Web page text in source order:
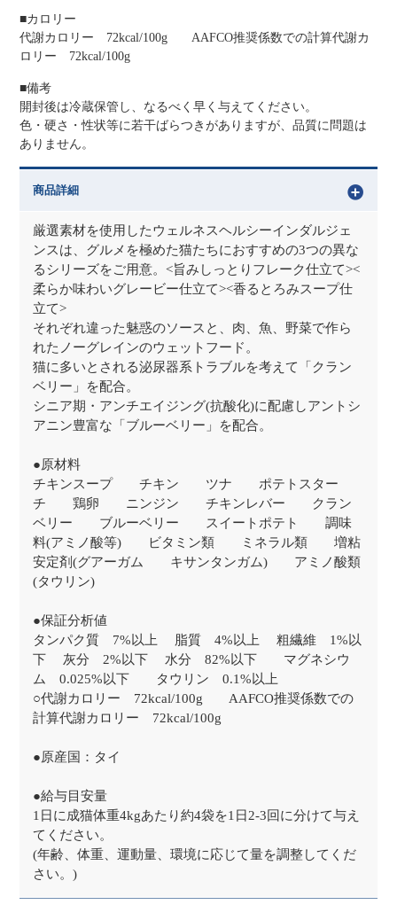
■カロリー
代謝カロリー 72kcal/100g AAFCO推奨係数での計算代謝カ
ロリー 72kcal/100g
■備考
開封後は冷蔵保管し、なるべく早く与えてください。
色・硬さ・性状等に若干ばらつきがありますが、品質に問題は
ありません。
商品詳細
厳選素材を使用したウェルネスヘルシーインダルジェ
ンスは、グルメを極めた猫たちにおすすめの3つの異な
るシリーズをご用意。<旨みしっとりフレーク仕立て><
柔らか味わいグレービー仕立て><香るとろみスープ仕
立て>
それぞれ違った魅惑のソースと、肉、魚、野菜で作ら
れたノーグレインのウェットフード。
猫に多いとされる泌尿器系トラブルを考えて「クラン
ベリー」を配合。
シニア期・アンチエイジング(抗酸化)に配慮しアントシ
アニン豊富な「ブルーベリー」を配合。
●原材料
チキンスープ チキン ツナ ポテトスター
チ 鶏卵 ニンジン チキンレバー クラン
ベリー ブルーベリー スイートポテト 調味
料(アミノ酸等) ビタミン類 ミネラル類 増粘
安定剤(グアーガム キサンタンガム) アミノ酸類
(タウリン)
●保証分析値
タンパク質 7%以上 脂質 4%以上 粗繊維 1%以
下 灰分 2%以下 水分 82%以下 マグネシウ
ム 0.025%以下 タウリン 0.1%以上
○代謝カロリー 72kcal/100g AAFCO推奨係数での
計算代謝カロリー 72kcal/100g
●原産国：タイ
●給与目安量
1日に成猫体重4kgあたり約4袋を1日2-3回に分けて与え
てください。
(年齢、体重、運動量、環境に応じて量を調整してくだ
さい。)